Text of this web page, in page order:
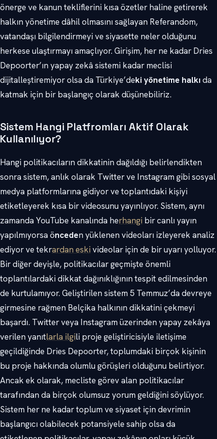
önerge ve kanun tekliflerini kısa özetler haline getirerek
halkın yönetime dâhil olmasını sağlayan Referandom,
vatandaşı bilgilendirmeyi ve siyasette neler olduğunu
herkese ulaştırmayı amaçlıyor. Girişim, her ne kadar Dries
Depoorter’ın yapay zekâ sistemi kadar meclisi
dijitalleştiremiyor olsa da Türkiye’deki yönetime halkıda
katmak için bir başlangıç olarak düşünebiliriz.
Sistem Hangi Platfromları Aktif Olarak
Kullanılıyor?
Hangi politikacıların dikkatinin dağıldığı belirlendikten
sonra sistem, anlık olarak Twitter ve Instagram gibi sosyal
medya platformlarına gidiyor ve toplantıdaki kişiyi
etiketleyerek kısa bir videosunu yayınlıyor. Sistem, aynı
zamanda YouTube kanalında herhangi bir canlı yayın
yapılmıyorsa önceden yüklenen videoları izleyerek analiz
ediyor ve tekrardan eskivideolar için de bir uyarı yolluyor.
Bir diğer deyişle, politikacılar geçmişte önemli
toplantılardaki dikkat dağınıklığının tespit edilmesinden
de kurtulamıyor. Geliştirilen sistem 5 Temmuz’da devreye
girmesine rağmen Belçika halkının dikkatini çekmeyi
başardı. Twitter veya Instagram üzerinden yapay zekâya
verilen yanıtlarla ilgili proje geliştiricisiyle iletişime
geçildiğinde Dries Depoorter, toplumdaki birçok kişinin
bu proje hakkında olumlu görüşleri olduğunu belirtiyor.
Ancak ek olarak, mecliste görev alan politikacılar
tarafından da birçok olumsuz yorum geldiğini söylüyor.
Sistem her ne kadar toplum ve siyaset için devrimin
başlangıcı olabilecek potansiyele sahip olsa da